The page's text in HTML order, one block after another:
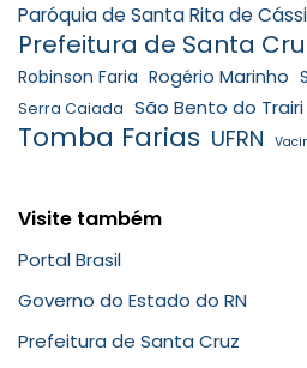
Paróquia de Santa Rita de
Prefeitura de Santa
Robinson Faria Rogério Marinho
Serra Caiada São Bento do Trairi
Tomba Farias UFRN
Visite também
Portal Brasil
Governo do Estado do RN
Prefeitura de Santa Cruz